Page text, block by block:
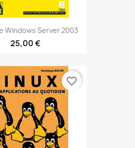
Windows Server 2003
25,00 €
favorite_border